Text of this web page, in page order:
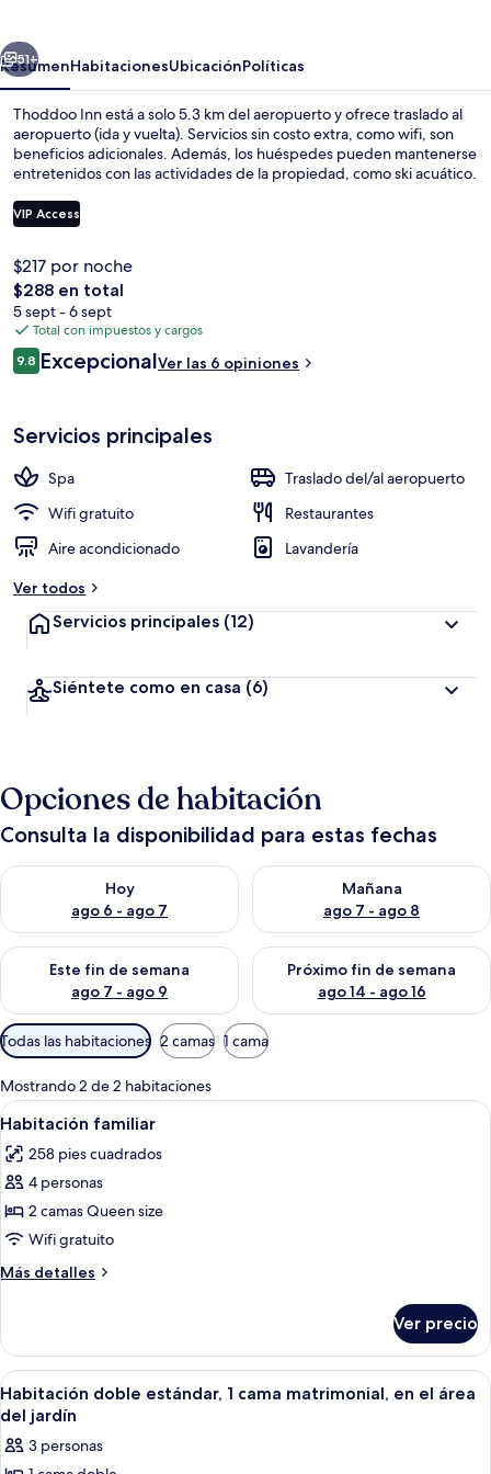
Siguiente
51+
ResumenHabitacionesUbicaciónPolíticas
Thoddoo Inn está a solo 5.3 km del aeropuerto y ofrece traslado al
aeropuerto (ida y vuelta). Servicios sin costo extra, como wifi, son
beneficios adicionales. Además, los huéspedes pueden mantenerse
entretenidos con las actividades de la propiedad, como ski acuático.
VIP Access
$217 por noche
El
precio
total
es
de
$288 en total
5 sept - 6 sept
Total con impuestos y cargos
Opiniones
9.89.8 de 10,
ExcepcionalVer las 6 opiniones
Servicios principales
Spa
Traslado del/al aeropuerto
Wifi gratuito
Restaurantes
Aire acondicionado
Lavandería
Ver todos
Servicios principales (12)
Siéntete como en casa (6)
Opciones de habitación
Consulta la disponibilidad para estas fechas
Hoy
ago 6 - ago 7
Consulta la disponibilidad para hoy ago 6 - ago 7
Mañana
ago 7 - ago 8
Consulta la disponibilidad
Este fin de semana
ago 7 - ago 9
Consulta la disponibilidad para este fin de semana ago 7 -
Próximo fin de semana
ago 14 - ago 16
Consulta la disponibilidad
Filtros
disponibles
para
las
habitaciones
Todas las habitaciones 2 camas 1 cama
Mostrando 2 de 2 habitaciones
Abrir
todas
las
fotos
de
Habitación
familiar
Habitación de hotel con dos camas,
4
Habitación familiar
258 pies cuadrados
4 personas
2 camas Queen size
Wifi gratuito
Más detalles
Más
familiar
Ver precio
Abrir
todas
las
fotos
Habitación de hotel con cama, una
5
Habitación doble estándar, 1 cama matrimonial, en el área
del jardín
3 personas